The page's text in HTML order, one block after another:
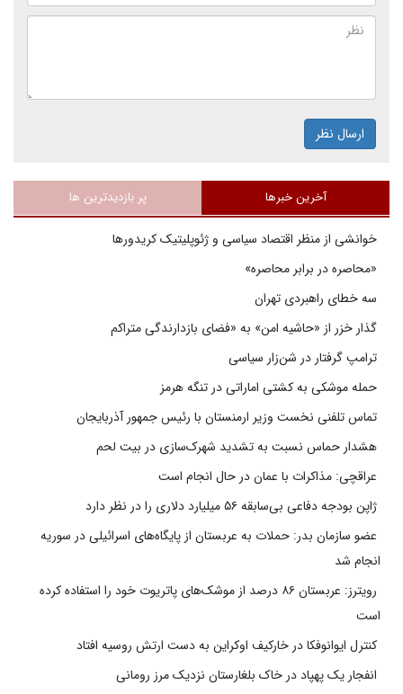
ارسال نظر
آخرین خبرها پر بازدیدترین ها
خوانشی از منظر اقتصاد سیاسی و ژئوپلیتیک کریدورها
«محاصره در برابر محاصره»
سه خطای راهبردی تهران
گذار خزر از «حاشیه امن» به «فضای بازدارندگی متراکم
ترامپ گرفتار در شن‌زار سیاسی
حمله موشکی به کشتی اماراتی در تنگه هرمز
تماس تلفنی نخست وزیر ارمنستان با رئیس جمهور آذربایجان
هشدار حماس نسبت به تشدید شهرک‌سازی در بیت‌ لحم
عراقچی: مذاکرات با عمان در حال انجام است
ژاپن بودجه دفاعی بی‌سابقه ۵۶ میلیارد دلاری را در نظر دارد
عضو سازمان بدر: حملات به عربستان از پایگاه‌های اسرائیلی در سوریه
انجام شد
رویترز: عربستان ۸۶ درصد از موشک‌های پاتریوت خود را استفاده کرده
است
کنترل ایوانوفکا در خارکیف اوکراین به دست ارتش روسیه افتاد
انفجار یک پهپاد در خاک بلغارستان نزدیک مرز رومانی